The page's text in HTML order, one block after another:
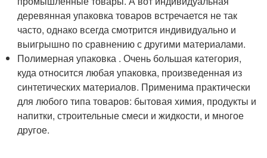
деревянная упаковка товаров встречается не так
часто, однако всегда смотрится индивидуально и
выигрышно по сравнению с другими материалами.
Полимерная упаковка . Очень большая категория,
куда относится любая упаковка, произведенная из
синтетических материалов. Применима практически
для любого типа товаров: бытовая химия, продукты и
напитки, строительные смеси и жидкости, и многое
другое.